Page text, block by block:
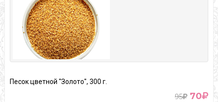
Песок цветной "Золото", 300 г.
95 70